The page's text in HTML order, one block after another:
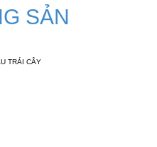
SẢN
TRÁI CÂY